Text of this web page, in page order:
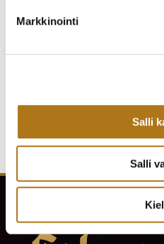
Markkinointi
Salli
Salli